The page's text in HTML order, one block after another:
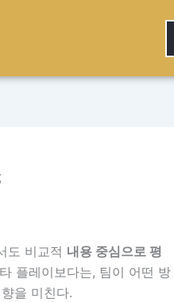
도 비교적 내용 중심으로 평
플레이보다는, 팀이 어떤 방
을 미친다.